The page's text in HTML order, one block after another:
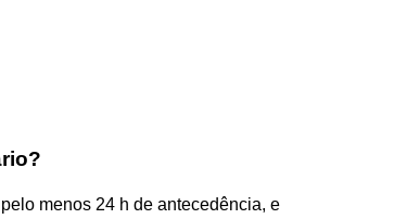
menos 24 h de antecedência, e